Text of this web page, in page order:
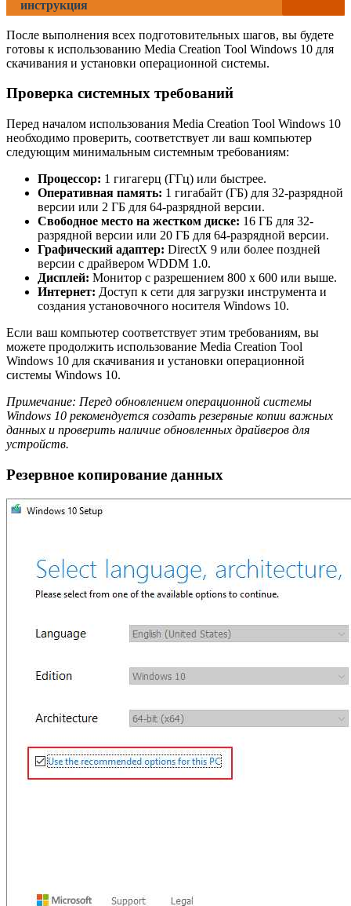
инструкция
После выполнения всех подготовительных шагов, вы будете
готовы к использованию Media Creation Tool Windows 10 для
скачивания и установки операционной системы.
Проверка системных требований
Перед началом использования Media Creation Tool Windows 10
необходимо проверить, соответствует ли ваш компьютер
следующим минимальным системным требованиям:
Процессор: 1 гигагерц (ГГц) или быстрее.
Оперативная память: 1 гигабайт (ГБ) для 32-разрядной
версии или 2 ГБ для 64-разрядной версии.
Свободное место на жестком диске: 16 ГБ для 32-
разрядной версии или 20 ГБ для 64-разрядной версии.
Графический адаптер: DirectX 9 или более поздней
версии с драйвером WDDM 1.0.
Дисплей: Монитор с разрешением 800 x 600 или выше.
Интернет: Доступ к сети для загрузки инструмента и
создания установочного носителя Windows 10.
Если ваш компьютер соответствует этим требованиям, вы
можете продолжить использование Media Creation Tool
Windows 10 для скачивания и установки операционной
системы Windows 10.
Примечание: Перед обновлением операционной системы
Windows 10 рекомендуется создать резервные копии важных
данных и проверить наличие обновленных драйверов для
устройств.
Резервное копирование данных